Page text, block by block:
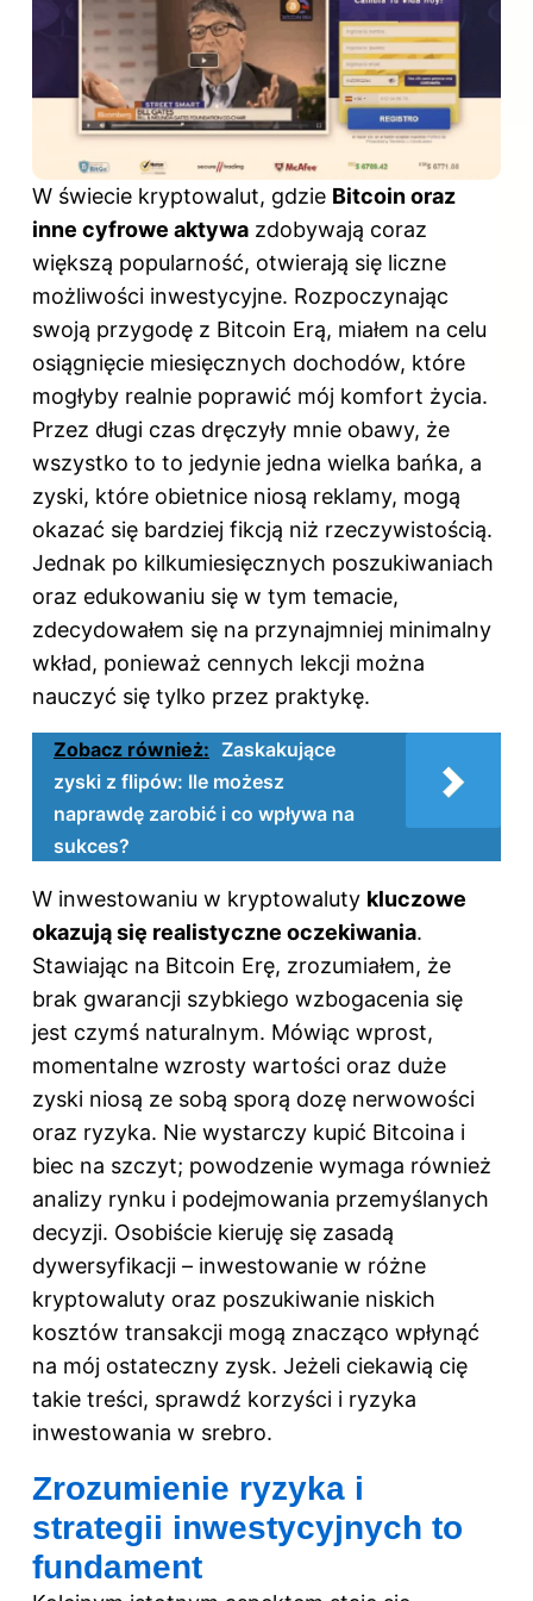
W świecie kryptowalut, gdzie Bitcoin oraz
inne cyfrowe aktywa zdobywają coraz
większą popularność, otwierają się liczne
możliwości inwestycyjne. Rozpoczynając
swoją przygodę z Bitcoin Erą, miałem na celu
osiągnięcie miesięcznych dochodów, które
mogłyby realnie poprawić mój komfort życia.
Przez długi czas dręczyły mnie obawy, że
wszystko to to jedynie jedna wielka bańka, a
zyski, które obietnice niosą reklamy, mogą
okazać się bardziej fikcją niż rzeczywistością.
Jednak po kilkumiesięcznych poszukiwaniach
oraz edukowaniu się w tym temacie,
zdecydowałem się na przynajmniej minimalny
wkład, ponieważ cennych lekcji można
nauczyć się tylko przez praktykę.
Zobacz również: Zaskakujące
zyski z flipów: Ile możesz
naprawdę zarobić i co wpływa na
sukces?
W inwestowaniu w kryptowaluty kluczowe
okazują się realistyczne oczekiwania.
Stawiając na Bitcoin Erę, zrozumiałem, że
brak gwarancji szybkiego wzbogacenia się
jest czymś naturalnym. Mówiąc wprost,
momentalne wzrosty wartości oraz duże
zyski niosą ze sobą sporą dozę nerwowości
oraz ryzyka. Nie wystarczy kupić Bitcoina i
biec na szczyt; powodzenie wymaga również
analizy rynku i podejmowania przemyślanych
decyzji. Osobiście kieruję się zasadą
dywersyfikacji – inwestowanie w różne
kryptowaluty oraz poszukiwanie niskich
kosztów transakcji mogą znacząco wpłynąć
na mój ostateczny zysk. Jeżeli ciekawią cię
takie treści, sprawdź korzyści i ryzyka
inwestowania w srebro.
Zrozumienie ryzyka i
strategii inwestycyjnych to
fundament